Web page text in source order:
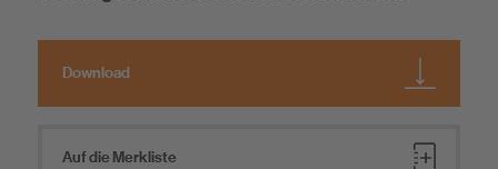
Download
Auf die Merkliste